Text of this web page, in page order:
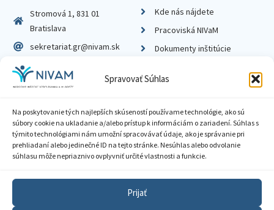
Spravovať Súhlas
Na poskytovanie tých najlepších skúseností používame technológie, ako sú
súbory cookie na ukladanie a/alebo prístup k informáciám o zariadení. Súhlas s
týmito technológiami nám umožní spracovávať údaje, ako je správanie pri
prehliadaní alebo jedinečné ID na tejto stránke. Nesúhlas alebo odvolanie
súhlasu môže nepriaznivo ovplyvniť určité vlastnosti a funkcie.
Prijať
Stromová 1, 831 01
Bratislava
sekretariat.gr@nivam.sk
IČO: 00164348
DIČ: 2020798714
Kde nás nájdete
Pracoviská NIVaM
Dokumenty inštitúcie
Zásady ochrany súkromia
Sprístupnenie informácií